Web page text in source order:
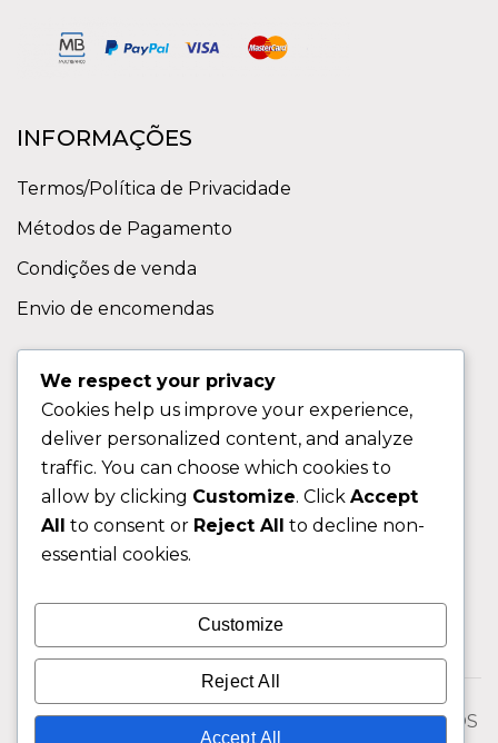
INFORMAÇÕES
Termos/Política de Privacidade
Métodos de Pagamento
Condições de venda
Envio de encomendas
Contactos
Sobre nos
FAQ (Perguntas Frequentes)
CLIENTE
Área do Cliente
Livro de Reclamações
© 2026 Fixngo TODOS OS DIREITOS RESERVADOS
We respect your privacy
Cookies help us improve your experience,
deliver personalized content, and analyze
traffic. You can choose which cookies to
allow by clicking Customize. Click Accept
All to consent or Reject All to decline non-
essential cookies.
Customize
Reject All
Accept All